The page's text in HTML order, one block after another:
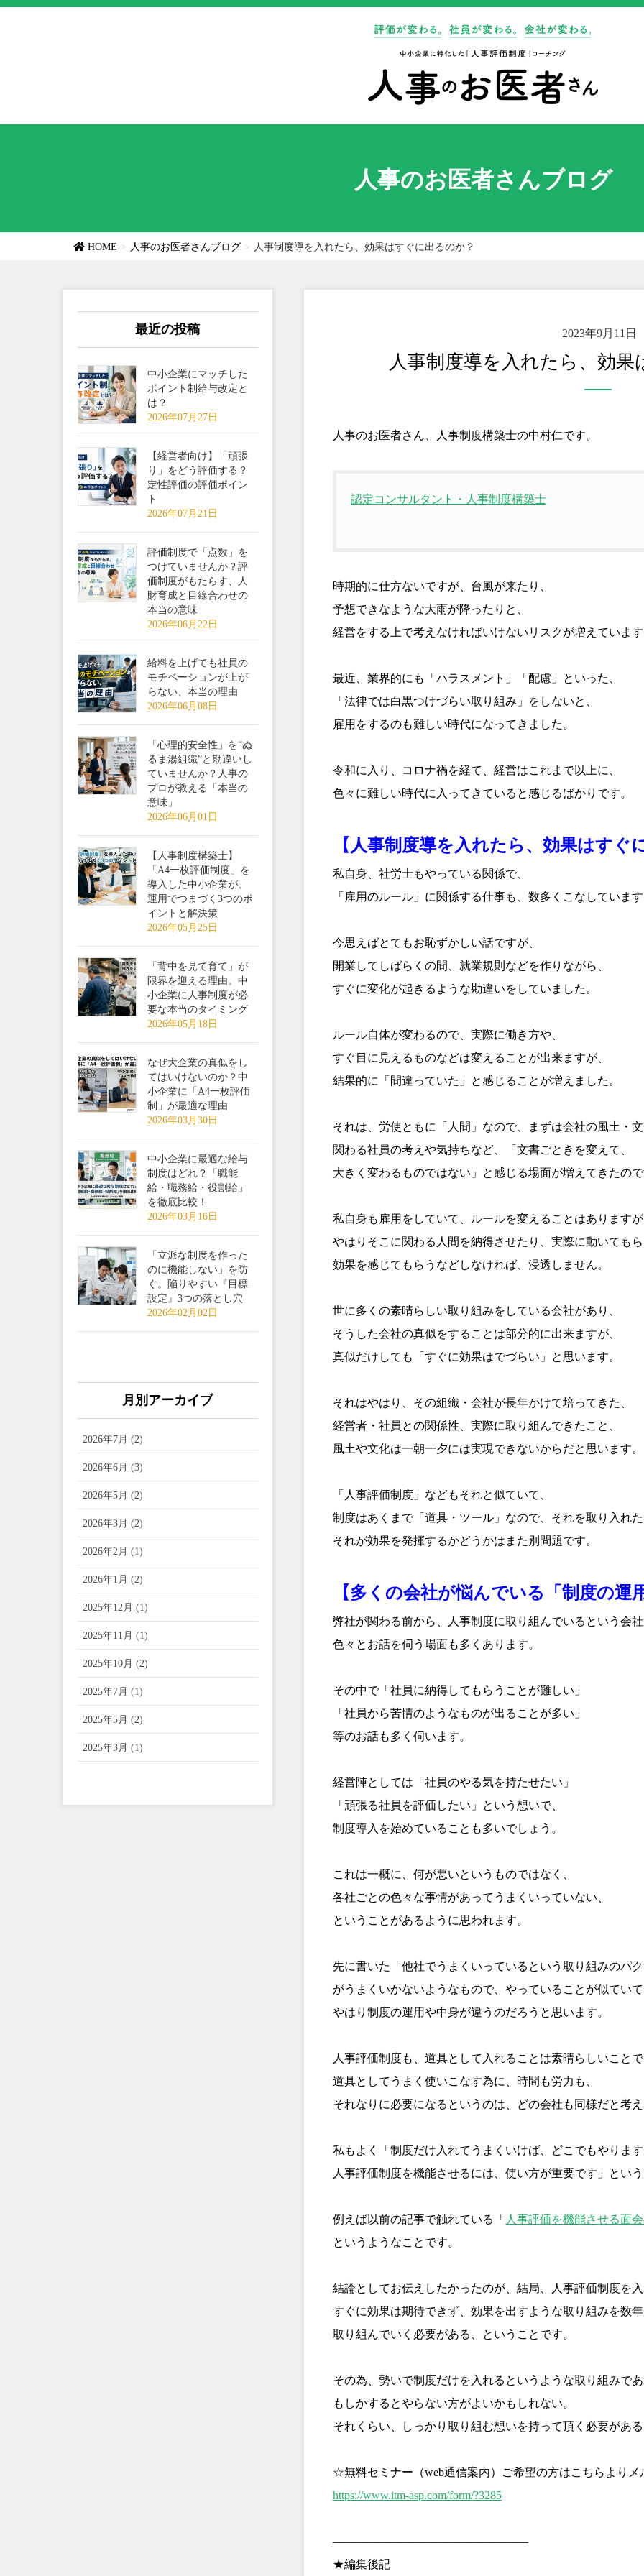
人事のお医者さんブログ
HOME 人事のお医者さんブログ 人事制度導を入れたら、効果はすぐに出るのか？
2023年9月11日
人事制度導を入れたら、効
人事のお医者さん、人事制度構築士の中村仁です。
認定コンサルタント・人事制度構築士
時期的に仕方ないですが、台風が来たり、
予想できなような大雨が降ったりと、
経営をする上で考えなければいけないリスクが増えていま
最近、業界的にも「ハラスメント」「配慮」といった、
「法律では白黒つけづらい取り組み」をしないと、
雇用をするのも難しい時代になってきました。
令和に入り、コロナ禍を経て、経営はこれまで以上に、
色々に難しい時代に入ってきていると感じるばかりです。
【人事制度導を入れたら、効果はすぐ
私自身、社労士もやっている関係で、
「雇用のルール」に関係する仕事も、数多くこなしていま
今思えばとてもお恥ずかしい話ですが、
開業してしばらくの間、就業規則などを作りながら、
すぐに変化が起きるような勘違いをしていました。
ルール自体が変わるので、実際に働き方や、
すぐ目に見えるものなどは変えることが出来ますが、
結果的に「間違っていた」と感じることが増えました。
それは、労使ともに「人間」なので、まずは会社の風土・
関わる社員の考えや気持ちなど、「文書ごときを変えて、
大きく変わるものではない」と感じる場面が増えてきたの
私自身も雇用をしていて、ルールを変えることはあります
やはりそこに関わる人間を納得させたり、実際に動いても
効果を感じてもらうなどしなければ、浸透しません。
世に多くの素晴らしい取り組みをしている会社があり、
そうした会社の真似をすることは部分的に出来ますが、
真似だけしても「すぐに効果はでづらい」と思います。
それはやはり、その組織・会社が長年かけて培ってきた、
経営者・社員との関係性、実際に取り組んできたこと、
風土や文化は一朝一夕には実現できないからだと思います。
「人事評価制度」などもそれと似ていて、
制度はあくまで「道具・ツール」なので、それを取り入れ
それが効果を発揮するかどうかはまた別問題です。
【多くの会社が悩んでいる「制度の運
弊社が関わる前から、人事制度に取り組んでいるという会
色々とお話を伺う場面も多くあります。
その中で「社員に納得してもらうことが難しい」
「社員から苦情のようなものが出ることが多い」
等のお話も多く伺います。
経営陣としては「社員のやる気を持たせたい」
「頑張る社員を評価したい」という想いで、
制度導入を始めていることも多いでしょう。
これは一概に、何が悪いというものではなく、
各社ごとの色々な事情があってうまくいっていない、
ということがあるように思われます。
先に書いた「他社でうまくいっているという取り組みのパ
がうまくいかないようなもので、やっていることが似てい
やはり制度の運用や中身が違うのだろうと思います。
人事評価制度も、道具として入れることは素晴らしいこと
道具としてうまく使いこなす為に、時間も労力も、
それなりに必要になるというのは、どの会社も同様だと考
私もよく「制度だけ入れてうまくいけば、どこでもやりま
人事評価制度を機能させるには、使い方が重要です」とい
例えば以前の記事で触れている「 人事評価を機能させる面
というようなことです。
結論としてお伝えしたかったのが、結局、人事評価制度を
すぐに効果は期待できず、効果を出すような取り組みを数
取り組んでいく必要がある、ということです。
その為、勢いで制度だけを入れるというような取り組みで
もしかするとやらない方がよいかもしれない。
それくらい、しっかり取り組む想いを持って頂く必要があ
☆無料セミナー（web通信案内）ご希望の方はこちらより
https://www.itm-asp.com/form/?3285
—————————————————
★編集後記
最近の投稿
中小企業にマッチした
ポイント制給与改定と
は？
2026年07月27日
【経営者向け】「頑張
り」をどう評価する？
定性評価の評価ポイン
ト
2026年07月21日
評価制度で「点数」を
つけていませんか？評
価制度がもたらす、人
財育成と目線合わせの
本当の意味
2026年06月22日
給料を上げても社員の
モチベーションが上が
らない、本当の理由
2026年06月08日
「心理的安全性」を“ぬ
るま湯組織”と勘違いし
ていませんか？人事の
プロが教える「本当の
意味」
2026年06月01日
【人事制度構築士】
「A4一枚評価制度」を
導入した中小企業が、
運用でつまづく3つのポ
イントと解決策
2026年05月25日
「背中を見て育て」が
限界を迎える理由。中
小企業に人事制度が必
要な本当のタイミング
2026年05月18日
なぜ大企業の真似をし
てはいけないのか？中
小企業に「A4一枚評価
制」が最適な理由
2026年03月30日
中小企業に最適な給与
制度はどれ？「職能
給・職務給・役割給」
を徹底比較！
2026年03月16日
「立派な制度を作った
のに機能しない」を防
ぐ。陥りやすい『目標
設定』3つの落とし穴
2026年02月02日
月別アーカイブ
2026年7月 (2)
2026年6月 (3)
2026年5月 (2)
2026年3月 (2)
2026年2月 (1)
2026年1月 (2)
2025年12月 (1)
2025年11月 (1)
2025年10月 (2)
2025年7月 (1)
2025年5月 (2)
2025年3月 (1)